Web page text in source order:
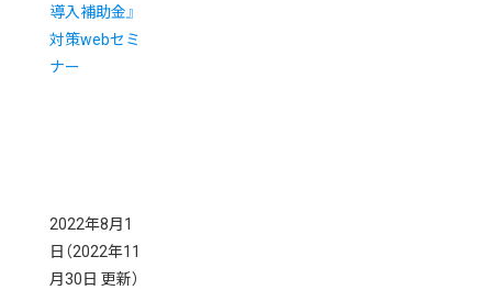
導入補助金』
対策webセミ
ナー
2022年8月1
日 （2022年11
月30日 更新）